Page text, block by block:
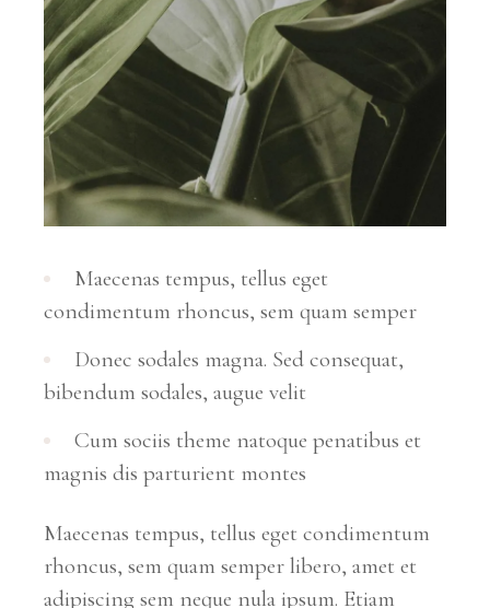
Maecenas tempus, tellus eget
condimentum rhoncus, sem quam semper
Donec sodales magna. Sed consequat,
bibendum sodales, augue velit
Cum sociis theme natoque penatibus et
magnis dis parturient montes
Maecenas tempus, tellus eget condimentum
rhoncus, sem quam semper libero, amet et
adipiscing sem neque nula ipsum. Etiam